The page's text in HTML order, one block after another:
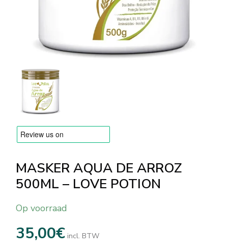
Levering en Betaling
Veelgestelde vragen
Contacteer ons
Beoordelingen
MASKER AQUA DE ARROZ
500ML – LOVE POTION
Op voorraad
35,00€ incl. BTW